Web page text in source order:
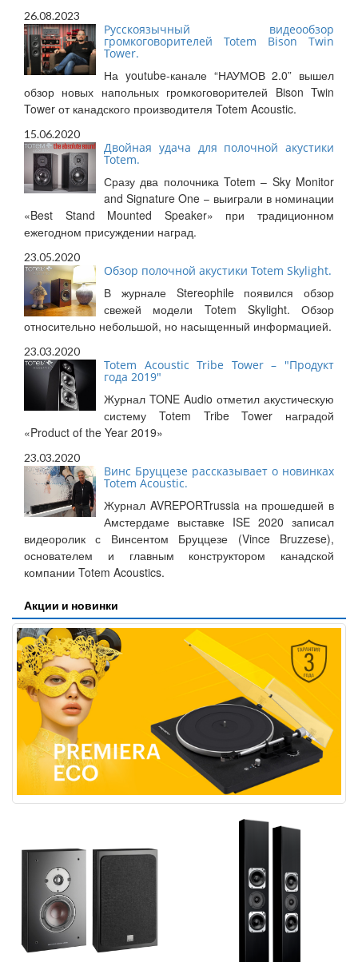
26.08.2023
Русскоязычный видеообзор
громкоговорителей Totem Bison Twin
Tower.
На youtube-канале “НАУМОВ 2.0” вышел
обзор новых напольных громкоговорителей Bison Twin
Tower от канадского производителя Totem Acoustic.
15.06.2020
Двойная удача для полочной акустики
Totem.
Сразу два полочника Totem – Sky Monitor
and Signature One – выиграли в номинации
«Best Stand Mounted Speaker» при традиционном
ежегодном присуждении наград.
23.05.2020
Обзор полочной акустики Totem Skylight.
В журнале Stereophile появился обзор
свежей модели Totem Skylight. Обзор
относительно небольшой, но насыщенный информацией.
23.03.2020
Totem Acoustic Tribe Tower – "Продукт
года 2019"
Журнал TONE Audio отметил акустическую
систему Totem Tribe Tower наградой
«Product of the Year 2019»
23.03.2020
Винс Бруццезе рассказывает о новинках
Totem Acoustic.
Журнал AVREPORTrussia на прошедшей в
Амстердаме выставке ISE 2020 записал
видеоролик с Винсентом Бруццезе (Vince Bruzzese),
основателем и главным конструктором канадской
компании Totem Acoustics.
Акции и новинки